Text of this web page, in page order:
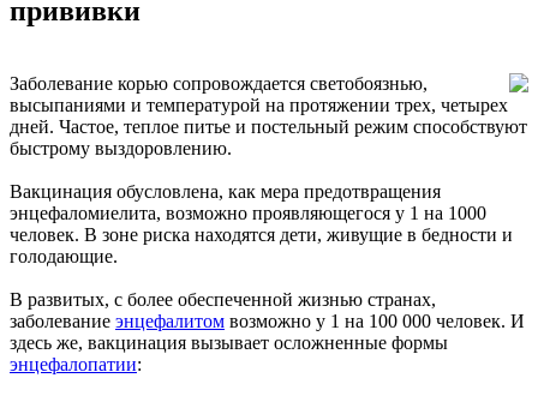
прививки
Заболевание корью сопровождается светобоязнью,
высыпаниями и температурой на протяжении трех, четырех
дней. Частое, теплое питье и постельный режим способствуют
быстрому выздоровлению.
Вакцинация обусловлена, как мера предотвращения
энцефаломиелита, возможно проявляющегося у 1 на 1000
человек. В зоне риска находятся дети, живущие в бедности и
голодающие.
В развитых, с более обеспеченной жизнью странах,
заболевание энцефалитом возможно у 1 на 100 000 человек. И
здесь же, вакцинация вызывает осложненные формы
энцефалопатии: